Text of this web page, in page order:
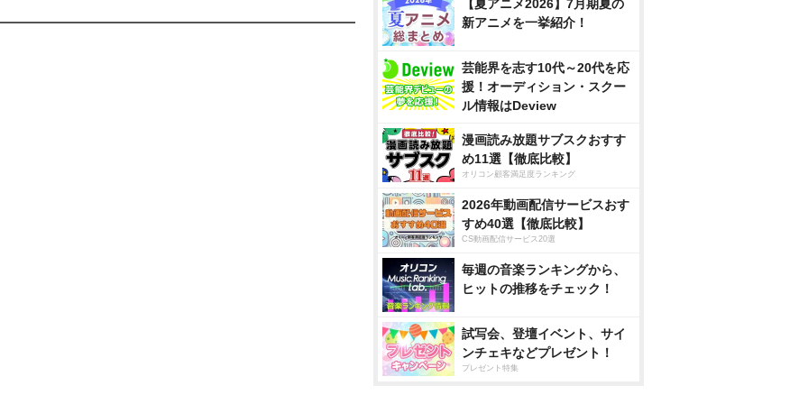
【夏アニメ2026】7月期夏の
新アニメを一挙紹介！
芸能界を志す10代～20代を応
援！オーディション・スクー
ル情報はDeview
漫画読み放題サブスクおすす
め11選【徹底比較】
オリコン顧客満足度ランキング
2026年動画配信サービスおす
すめ40選【徹底比較】
CS動画配信サービス20選
毎週の音楽ランキングから、
ヒットの推移をチェック！
試写会、登壇イベント、サイ
ンチェキなどプレゼント！
プレゼント特集